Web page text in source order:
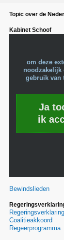
Topic over de
Kabinet Schoof
om deze
noodzakelijk
gebruik van
Ja
ik
Bewindslieden
Regeringsverklaring
Coalitieakkoord
Regeerprogramma